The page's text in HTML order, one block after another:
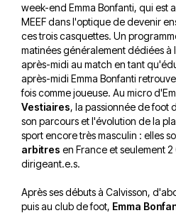
week-end Emma Bonfanti, qui est
MEEF dans l'optique de devenir
ces trois casquettes. Un
matinées généralement dédiées à
après-midi au match en tant
après-midi Emma Bonfanti
fois comme joueuse. Au micro
Vestiaires, la passionnée de foot
son parcours et l'évolution de la
sport encore très masculin : elles
arbitres en France et seulement
dirigeant.e.s.
Après ses débuts à Calvisson,
puis au club de foot, Emma